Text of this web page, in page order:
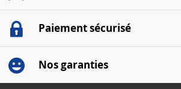
Paiement sécurisé
Nos garanties